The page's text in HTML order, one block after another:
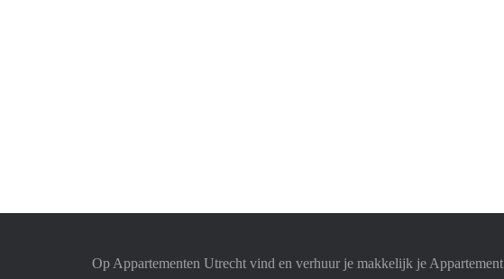
Op Appartementen Utrecht vind en verhuur je makkelijk je Appartement